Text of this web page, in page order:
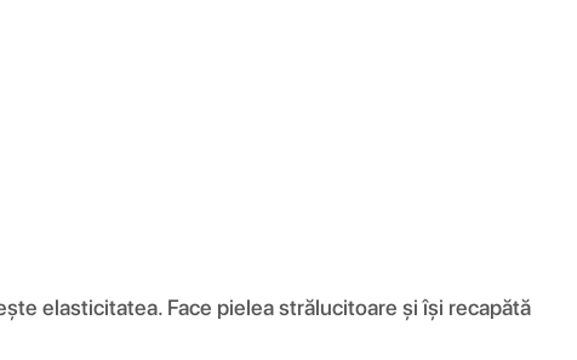
elasticitatea. Face pielea strălucitoare și își recapătă